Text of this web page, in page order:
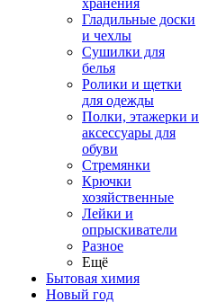
хранения
Гладильные доски
и чехлы
Сушилки для
белья
Ролики и щетки
для одежды
Полки, этажерки и
аксессуары для
обуви
Стремянки
Крючки
хозяйственные
Лейки и
опрыскиватели
Разное
Ещё
Бытовая химия
Новый год